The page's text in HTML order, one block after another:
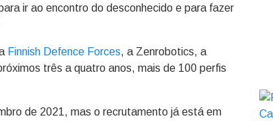
ir ao encontro do desconhecido e para fazer
Finnish Defence Forces, a Zenrobotics, a
três a quatro anos, mais de 100 perfis
de 2021, mas o recrutamento já está em